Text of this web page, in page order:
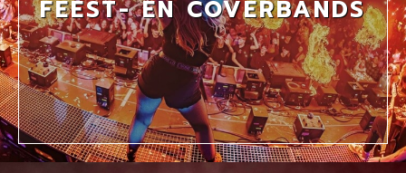
FEEST- EN COVERBANDS